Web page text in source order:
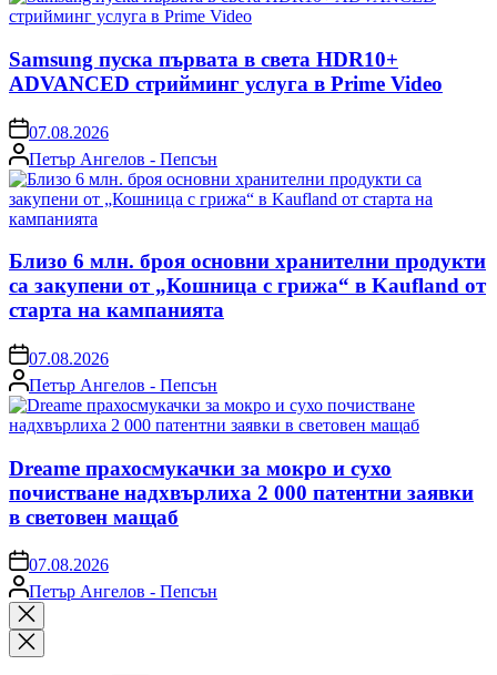
Samsung пуска първата в света HDR10+
ADVANCED стрийминг услуга в Prime Video
on07.08.2026
Posted
by
Петър Ангелов - Пепсън
Близо 6 млн. броя основни хранителни продукти
са закупени от „Кошница с грижа“ в Kaufland от
старта на кампанията
on07.08.2026
Posted
by
Петър Ангелов - Пепсън
Dreame прахосмукачки за мокро и сухо
почистване надхвърлиха 2 000 патентни заявки
в световен мащаб
on07.08.2026
Posted
by
Петър Ангелов - Пепсън
Close
search